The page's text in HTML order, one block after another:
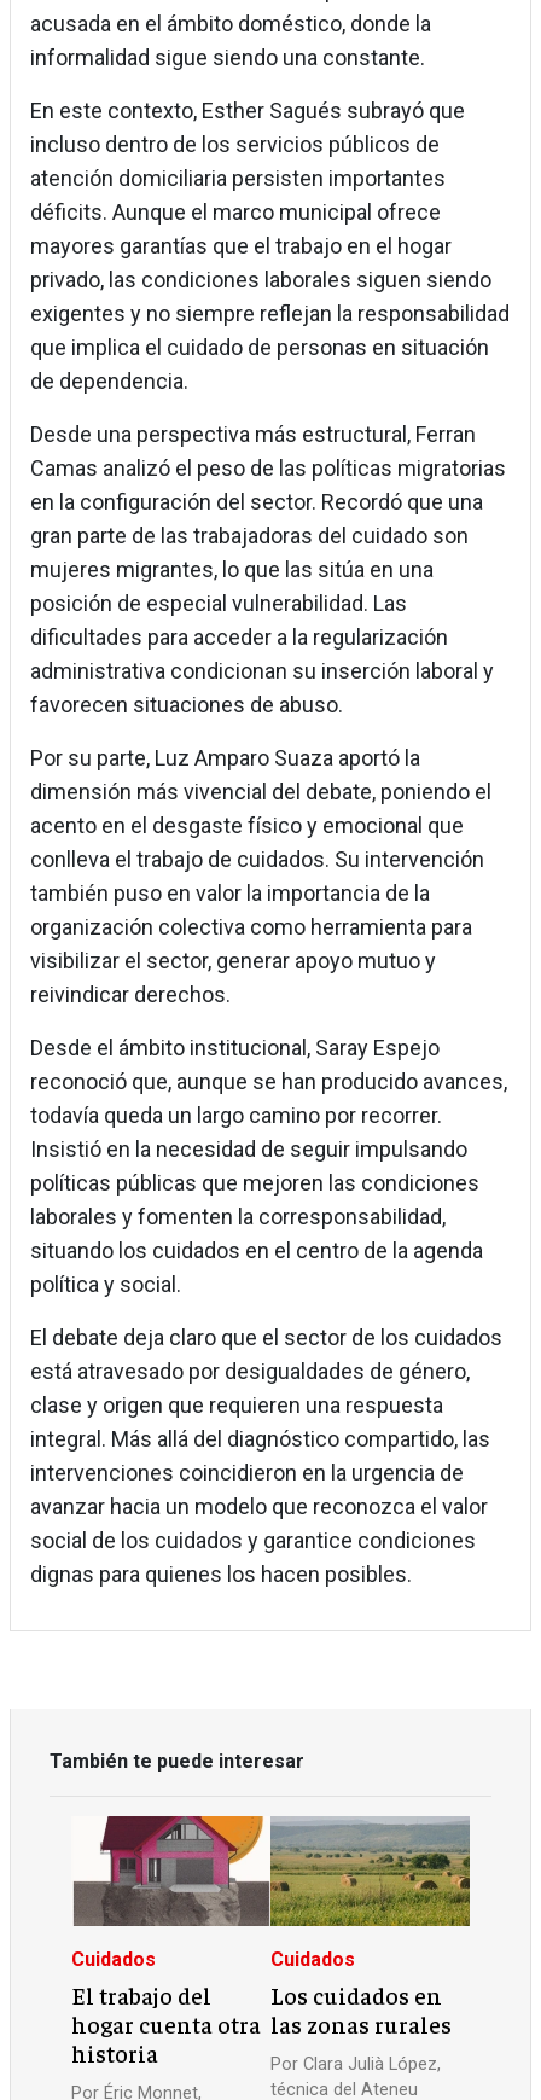
acusada en el ámbito doméstico, donde la
informalidad sigue siendo una constante.
En este contexto, Esther Sagués subrayó que
incluso dentro de los servicios públicos de
atención domiciliaria persisten importantes
déficits. Aunque el marco municipal ofrece
mayores garantías que el trabajo en el hogar
privado, las condiciones laborales siguen siendo
exigentes y no siempre reflejan la responsabilidad
que implica el cuidado de personas en situación
de dependencia.
Desde una perspectiva más estructural, Ferran
Camas analizó el peso de las políticas migratorias
en la configuración del sector. Recordó que una
gran parte de las trabajadoras del cuidado son
mujeres migrantes, lo que las sitúa en una
posición de especial vulnerabilidad. Las
dificultades para acceder a la regularización
administrativa condicionan su inserción laboral y
favorecen situaciones de abuso.
Por su parte, Luz Amparo Suaza aportó la
dimensión más vivencial del debate, poniendo el
acento en el desgaste físico y emocional que
conlleva el trabajo de cuidados. Su intervención
también puso en valor la importancia de la
organización colectiva como herramienta para
visibilizar el sector, generar apoyo mutuo y
reivindicar derechos.
Desde el ámbito institucional, Saray Espejo
reconoció que, aunque se han producido avances,
todavía queda un largo camino por recorrer.
Insistió en la necesidad de seguir impulsando
políticas públicas que mejoren las condiciones
laborales y fomenten la corresponsabilidad,
situando los cuidados en el centro de la agenda
política y social.
El debate deja claro que el sector de los cuidados
está atravesado por desigualdades de género,
clase y origen que requieren una respuesta
integral. Más allá del diagnóstico compartido, las
intervenciones coincidieron en la urgencia de
avanzar hacia un modelo que reconozca el valor
social de los cuidados y garantice condiciones
dignas para quienes los hacen posibles.
También te puede interesar
Cuidados
El trabajo del
hogar cuenta otra
historia
Por Éric Monnet,
Cuidados
Los cuidados en
las zonas rurales
Por Clara Julià López,
técnica del Ateneu